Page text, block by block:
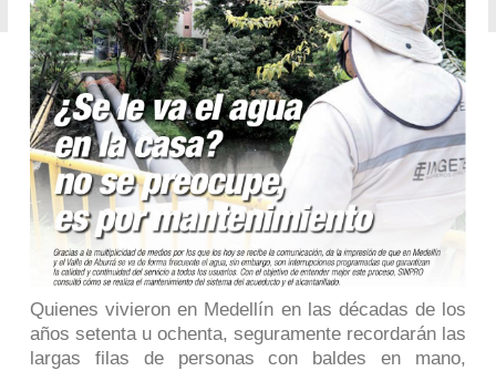
Quienes vivieron en Medellín en las décadas de los
años setenta u ochenta, seguramente recordarán las
largas filas de personas con baldes en mano,